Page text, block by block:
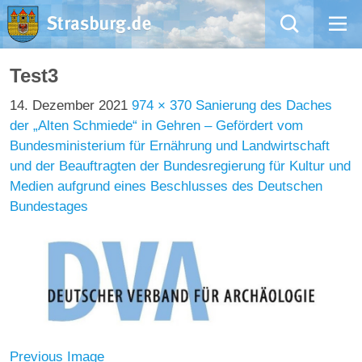
Mängelmeldung
Aktuelles
Rathaus
Natur – Kultur – Tourismus
Wirtschaft
Willkommen in Strasburg (Uckermark)
Test3
14. Dezember 2021 974 × 370 Sanierung des Daches
der „Alten Schmiede“ in Gehren – Gefördert vom
Bundesministerium für Ernährung und Landwirtschaft
und der Beauftragten der Bundesregierung für Kultur und
Medien aufgrund eines Beschlusses des Deutschen
Bundestages
Previous Image